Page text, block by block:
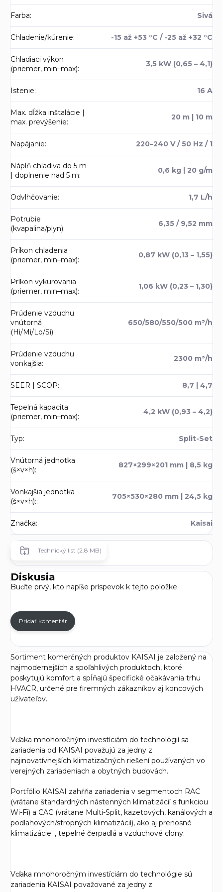
Farba: Sivá
Chladenie/kúrenie: -15 až +53 °C / -25 až +32 °C
Chladiaci výkon
(priemer, min–max):
3,5 kW (0,65 – 4,1)
Istenie: 16 A
Max. dĺžka inštalácie |
max. prevýšenie:
20 m | 10 m
Napájanie: 220–240 V / 50 Hz / 1
Náplň chladiva do 5 m
| doplnenie nad 5 m:
0,6 kg | 20 g/m
Odvlhčovanie: 1,7 L/h
Potrubie
(kvapalina/plyn):
6,35 / 9,52 mm
Príkon chladenia
(priemer, min–max):
0,87 kW (0,13 – 1,55)
Príkon vykurovania
(priemer, min–max):
1,06 kW (0,23 – 1,30)
Prúdenie vzduchu
vnútorná
(Hi/Mi/Lo/Si):
650/580/550/500 m³/h
Prúdenie vzduchu
vonkajšia:
2300 m³/h
SEER | SCOP: 8,7 | 4,7
Tepelná kapacita
(priemer, min–max):
4,2 kW (0,93 – 4,2)
Typ: Split-Set
Vnútorná jednotka
(š×v×h):
827×299×201 mm | 8,5 kg
Vonkajšia jednotka
(š×v×h)::
705×530×280 mm | 24,5 kg
Značka: Kaisai
Technický list (2.8 MB)
Diskusia
Buďte prvý, kto napíše príspevok k tejto položke.
Pridať komentár
Sortiment komerčných produktov KAISAI je založený na
najmodernejších a spoľahlivých produktoch, ktoré
poskytujú komfort a spĺňajú špecifické očakávania trhu
HVACR, určené pre firemných zákazníkov aj koncových
užívateľov.
Vďaka mnohoročným investíciám do technológií sa
zariadenia od KAISAI považujú za jedny z
najinovatívnejších klimatizačných riešení používaných vo
verejných zariadeniach a obytných budovách.
Portfólio KAISAI zahŕňa zariadenia v segmentoch RAC
(vrátane štandardných nástenných klimatizácií s funkciou
Wi-Fi) a CAC (vrátane Multi-Split, kazetových, kanálových a
podlahových/stropných klimatizácií), ako aj prenosné
klimatizácie. , tepelné čerpadlá a vzduchové clony.
Vďaka mnohoročným investíciám do technológie sú
zariadenia KAISAI považované za jedny z